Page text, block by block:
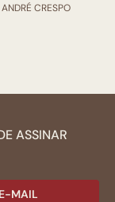
ANDRÉ CRESPO
ASSINAR
E-MAIL